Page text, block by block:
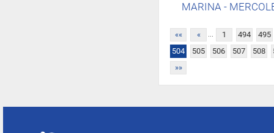
MARINA -
«« « 1
... 494
495
504
505 506 507 508
»»